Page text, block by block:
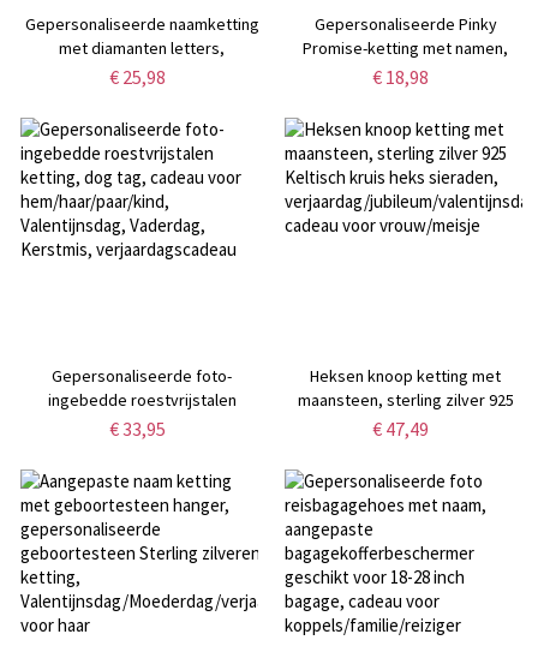
Gepersonaliseerde naamketting
met diamanten letters,
verstelbare leren choker voor
jubileum-/Valentijnsdagcadeau
voor haar/een stel
€ 25,98
Gepersonaliseerde Pinky
Promise-ketting met namen,
verfijnd sieraad van 925 sterling
verjaardags-/Valentijnsdag-/
voor haar/stelletje/beste
vriendin
€ 18,98
Gepersonaliseerde foto-
ingebedde roestvrijstalen
ketting, dog tag, cadeau voor
Valentijnsdag, Vaderdag,
Kerstmis, verjaardagscadeau
€ 33,95
Heksen knoop ketting met
maansteen, sterling zilver 925
Keltisch kruis heks sieraden,
cadeau voor vrouw/meisje
€ 47,49